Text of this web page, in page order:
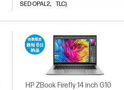
SED OPAL2、TLC)
HP ZBook Firefly 14 inch G10